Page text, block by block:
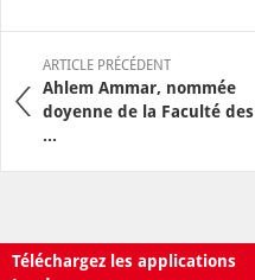
ARTICLE PRÉCÉDENT
Ahlem Ammar, nommée
doyenne de la Faculté des
...
Téléchargez les applications